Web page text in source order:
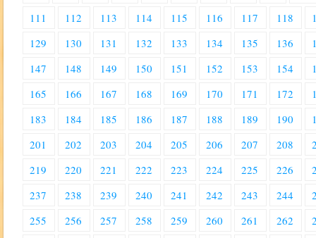
111
112 113 114 115 116 117 118
129
130 131 132 133 134 135 136
147
148 149 150 151 152 153 154
165
166 167 168 169 170 171 172
183
184 185 186 187 188 189 190
201
202 203 204 205 206 207 208
219
220 221 222 223 224 225 226
237
238 239 240 241 242 243 244
255
256 257 258 259 260 261 262